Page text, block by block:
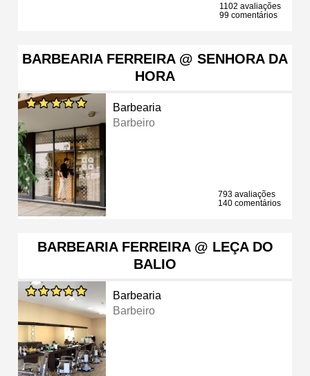
1102 avaliações
99 comentários
BARBEARIA FERREIRA @ SENHORA DA
HORA
Barbearia
Barbeiro
793 avaliações
140 comentários
BARBEARIA FERREIRA @ LEÇA DO
BALIO
Barbearia
Barbeiro